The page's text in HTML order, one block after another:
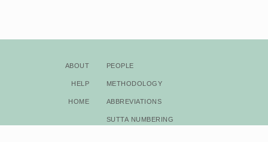
About
Help
Home
People
Methodology
Abbreviations
Sutta Numbering